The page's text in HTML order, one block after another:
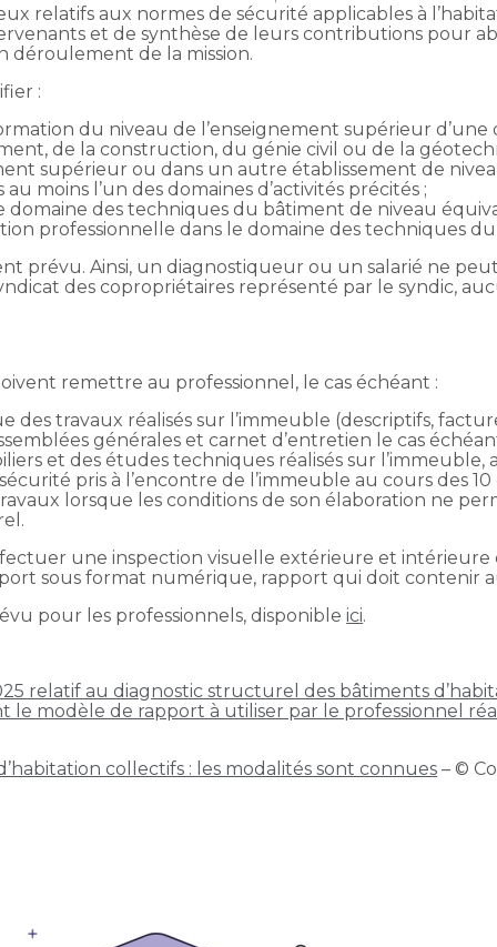
relatifs aux normes de sécurité applicables à
et de synthèse de leurs contributions pour
déroulement de la mission.
:
du niveau de l’enseignement supérieur d’une
de la construction, du génie civil ou de la
supérieur ou dans un autre établissement de
moins l’un des domaines d’activités précités ;
domaine des techniques du bâtiment de niveau
professionnelle dans le domaine des techniques
prévu. Ainsi, un diagnostiqueur ou un salarié ne
des copropriétaires représenté par le syndic,
remettre au professionnel, le cas échéant :
des travaux réalisés sur l’immeuble (descriptifs,
générales et carnet d’entretien le cas
et des études techniques réalisés sur
pris à l’encontre de l’immeuble au cours des
lorsque les conditions de son élaboration ne
une inspection visuelle extérieure et
sous format numérique, rapport qui doit contenir
pour les professionnels, disponibleici.
relatif au diagnostic structurel des bâtiments
le modèle de rapport à utiliser par le professionnel
collectifs : les modalités sont connues – ©